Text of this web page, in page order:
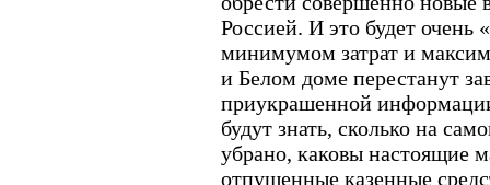
Россией. И это будет очень
минимумом затрат и
и Белом доме перестанут
приукрашенной
будут знать, сколько на
убрано, каковы настоящие
отпущенные казенные